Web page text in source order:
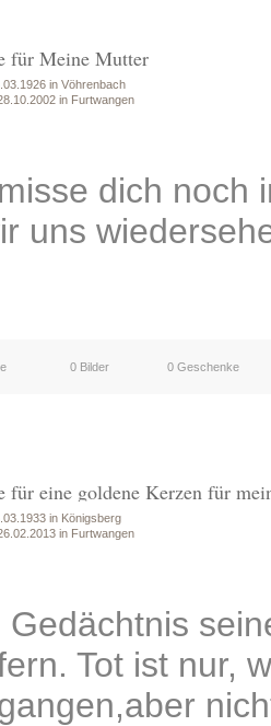
für Meine Mutter
in Vöhrenbach
in Furtwangen
dich noch
uns
0 Bilder 0 Geschenke
für eine goldene Kerzen für
in Königsberg
in Furtwangen
Gedächtnis
Tot ist nur,